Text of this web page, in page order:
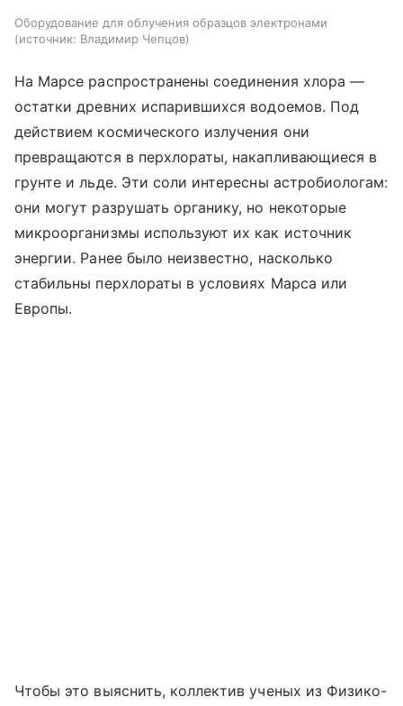
Оборудование для облучения образцов электронами
источник: Владимир Чепцов
На Марсе распространены соединения хлора —
остатки древних испарившихся водоемов. Под
действием космического излучения они
превращаются в перхлораты, накапливающиеся в
грунте и льде. Эти соли интересны астробиологам:
они могут разрушать органику, но некоторые
микроорганизмы используют их как источник
энергии. Ранее было неизвестно, насколько
стабильны перхлораты в условиях Марса или
Европы.
Чтобы это выяснить, коллектив ученых из Физико-